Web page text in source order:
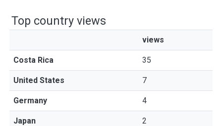
Top country views
views
Costa Rica 35
United States 7
Germany 4
Japan 2